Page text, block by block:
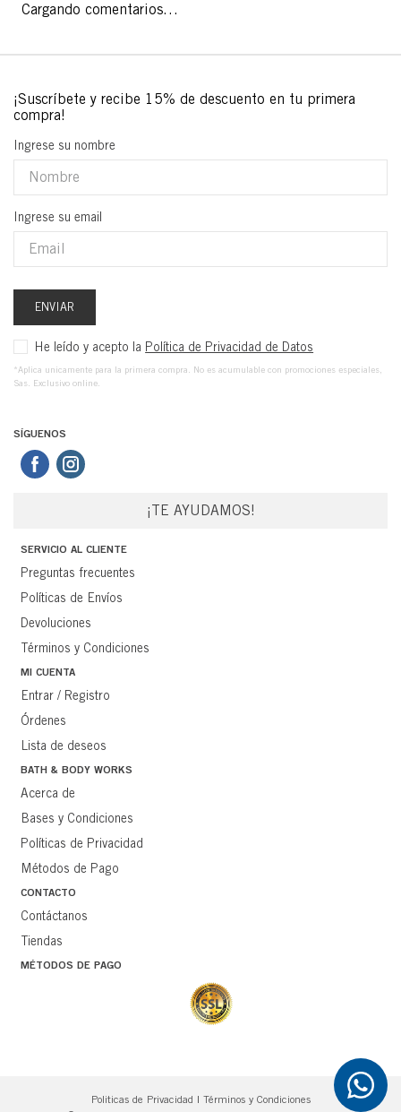
Cargando comentarios…
Ingrese su nombre
Ingrese su email
ENVIAR
He leído y acepto la Política de Privacidad de Datos
*Aplica unicamente para la primera compra. No es acumulable con promociones especiales,
Sas. Exclusivo online.
SÍGUENOS
¡TE AYUDAMOS!
SERVICIO AL CLIENTE
Preguntas frecuentes
Políticas de Envíos
Devoluciones
Términos y Condiciones
MI CUENTA
Entrar / Registro
Órdenes
Lista de deseos
BATH & BODY WORKS
Acerca de
Bases y Condiciones
Políticas de Privacidad
Métodos de Pago
CONTACTO
Contáctanos
Tiendas
MÉTODOS DE PAGO
Politicas de Privacidad | Términos y Condiciones